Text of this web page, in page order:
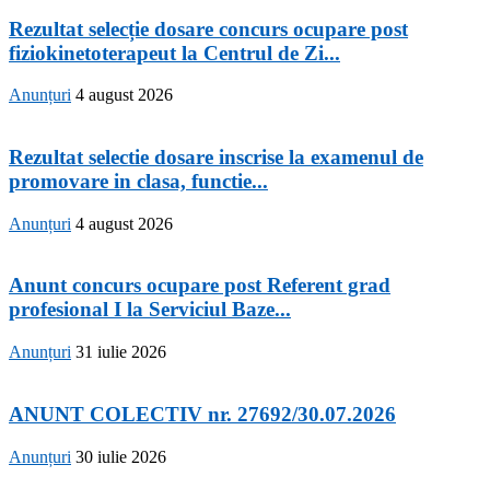
Rezultat selecție dosare concurs ocupare post
fiziokinetoterapeut la Centrul de Zi...
Anunțuri 4 august 2026
Rezultat selectie dosare inscrise la examenul de
promovare in clasa, functie...
Anunțuri 4 august 2026
Anunt concurs ocupare post Referent grad
profesional I la Serviciul Baze...
Anunțuri 31 iulie 2026
ANUNT COLECTIV nr. 27692/30.07.2026
Anunțuri 30 iulie 2026